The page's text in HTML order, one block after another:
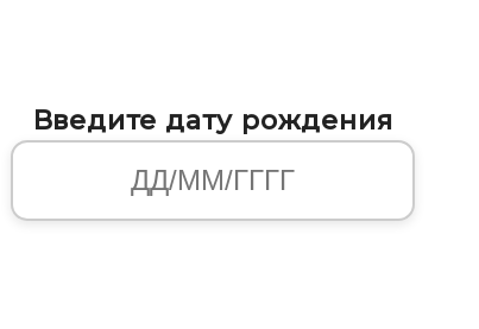
Введите дату рождения